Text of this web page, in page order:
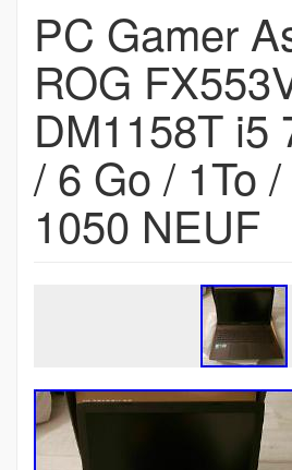
PC Gamer
ROG
DM1158T i5
/ 6 Go / 1To
1050 NEUF